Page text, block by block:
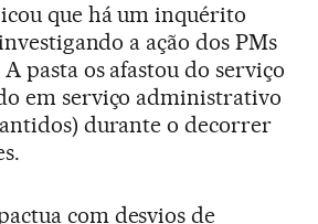
que há um inquérito
a ação dos PMs
pasta os afastou do serviço
em serviço administrativo
durante o decorrer
com desvios de